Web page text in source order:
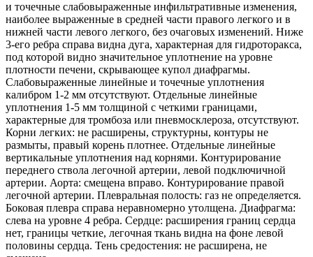
и точечные слабовыраженные инфильтративные изменения,
наиболее выраженные в средней части правого легкого и в
нижней части левого легкого, без очаговых изменений. Ниже
3-его ребра справа видна дуга, характерная для гидроторакса,
под которой видно значительное уплотнение на уровне
плотности печени, скрывающее купол диафрагмы.
Слабовыраженные линейные и точечные уплотнения
калибром 1-2 мм отсутствуют. Отдельные линейные
уплотнения 1-5 мм толщиной с четкими границами,
характерные для тромбоза или пневмосклероза, отсутствуют.
Корни легких: не расширены, структурны, контуры не
размыты, правый корень плотнее. Отдельные линейные
вертикальные уплотнения над корнями. Контурирование
переднего ствола легочной артерии, левой подключичной
артерии. Аорта: смещена вправо. Контурирование правой
легочной артерии. Плевральная полость: газ не определяется.
Боковая плевра справа неравномерно утолщена. Диафрагма:
слева на уровне 4 ребра. Сердце: расширения границ сердца
нет, границы четкие, легочная ткань видна на фоне левой
половины сердца. Тень средостения: не расширена, не